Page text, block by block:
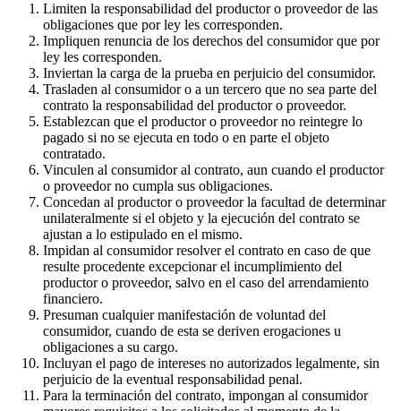
Limiten la responsabilidad del productor o proveedor de las
obligaciones que por ley les corresponden.
Impliquen renuncia de los derechos del consumidor que por
ley les corresponden.
Inviertan la carga de la prueba en perjuicio del consumidor.
Trasladen al consumidor o a un tercero que no sea parte del
contrato la responsabilidad del productor o proveedor.
Establezcan que el productor o proveedor no reintegre lo
pagado si no se ejecuta en todo o en parte el objeto
contratado.
Vinculen al consumidor al contrato, aun cuando el productor
o proveedor no cumpla sus obligaciones.
Concedan al productor o proveedor la facultad de determinar
unilateralmente si el objeto y la ejecución del contrato se
ajustan a lo estipulado en el mismo.
Impidan al consumidor resolver el contrato en caso de que
resulte procedente excepcionar el incumplimiento del
productor o proveedor, salvo en el caso del arrendamiento
financiero.
Presuman cualquier manifestación de voluntad del
consumidor, cuando de esta se deriven erogaciones u
obligaciones a su cargo.
Incluyan el pago de intereses no autorizados legalmente, sin
perjuicio de la eventual responsabilidad penal.
Para la terminación del contrato, impongan al consumidor